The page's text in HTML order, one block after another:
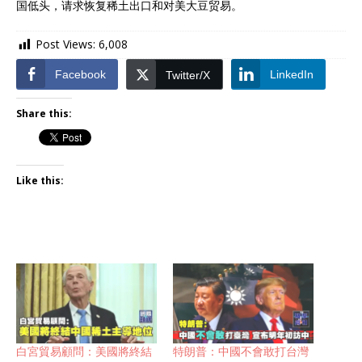
国低头，请求恢复稀土出口和对美大豆贸易。
Post Views: 6,008
Facebook Twitter/X LinkedIn
Share this:
Like this:
白宮貿易顧問：美國將終結
特朗普：中國不會敢打台灣